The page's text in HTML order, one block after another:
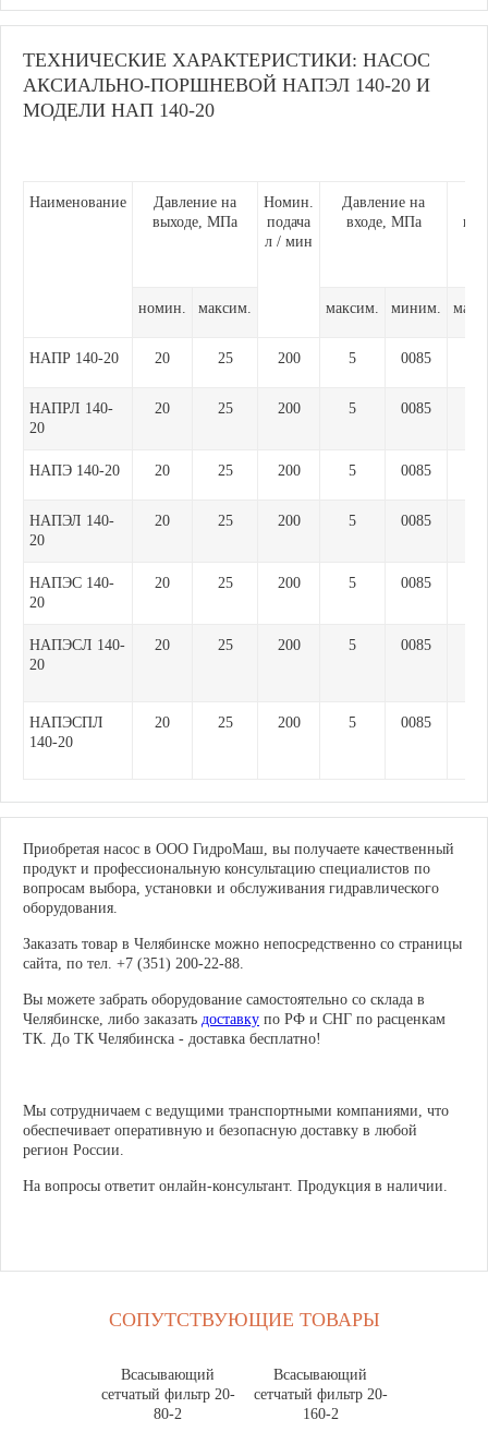
ТЕХНИЧЕСКИЕ ХАРАКТЕРИСТИКИ: НАСОС
АКСИАЛЬНО-ПОРШНЕВОЙ НАПЭЛ 140-20 И
МОДЕЛИ НАП 140-20
Наименование
Давление на
выходе, МПа
Номин.
подача
л / мин
Давление на
входе, МПа
номин. максим. максим. миним.
НАПР 140-20 20 25 200 5 0085
НАПРЛ 140-
20
20 25 200 5 0085
НАПЭ 140-20 20 25 200 5 0085
НАПЭЛ 140-
20
20 25 200 5 0085
НАПЭС 140-
20
20 25 200 5 0085
НАПЭСЛ 140-
20
20 25 200 5 0085
НАПЭСПЛ
140-20
20 25 200 5 0085
Приобретая насос в ООО ГидроМаш, вы получаете качественный
продукт и профессиональную консультацию специалистов по
вопросам выбора, установки и обслуживания гидравлического
оборудования.
Заказать товар в Челябинске можно непосредственно со страницы
сайта, по тел. +7 (351) 200-22-88.
Вы можете забрать оборудование самостоятельно со склада в
Челябинске, либо заказать доставку по РФ и СНГ по расценкам
ТК. До ТК Челябинска - доставка бесплатно!
Мы сотрудничаем с ведущими транспортными компаниями, что
обеспечивает оперативную и безопасную доставку в любой
регион России.
На вопросы ответит онлайн-консультант. Продукция в наличии.
СОПУТСТВУЮЩИЕ ТОВАРЫ
Всасывающий
сетчатый фильтр 20-
80-2
Всасывающий
сетчатый фильтр 20-
160-2